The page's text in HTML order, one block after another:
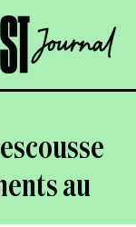
OPEN
au